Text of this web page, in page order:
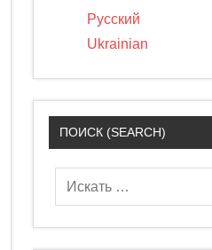
Русский
Ukrainian
ПОИСК (SEARCH)